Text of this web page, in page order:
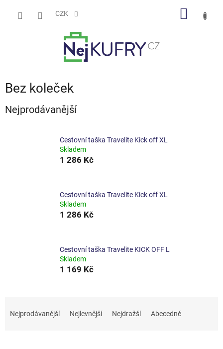
CZK
Bez koleček
Nejprodávanější
Cestovní taška Travelite Kick off XL
Skladem
1 286 Kč
Cestovní taška Travelite Kick off XL
Skladem
1 286 Kč
Cestovní taška Travelite KICK OFF L
Skladem
1 169 Kč
Nejprodávanější Nejlevnější Nejdražší Abecedně